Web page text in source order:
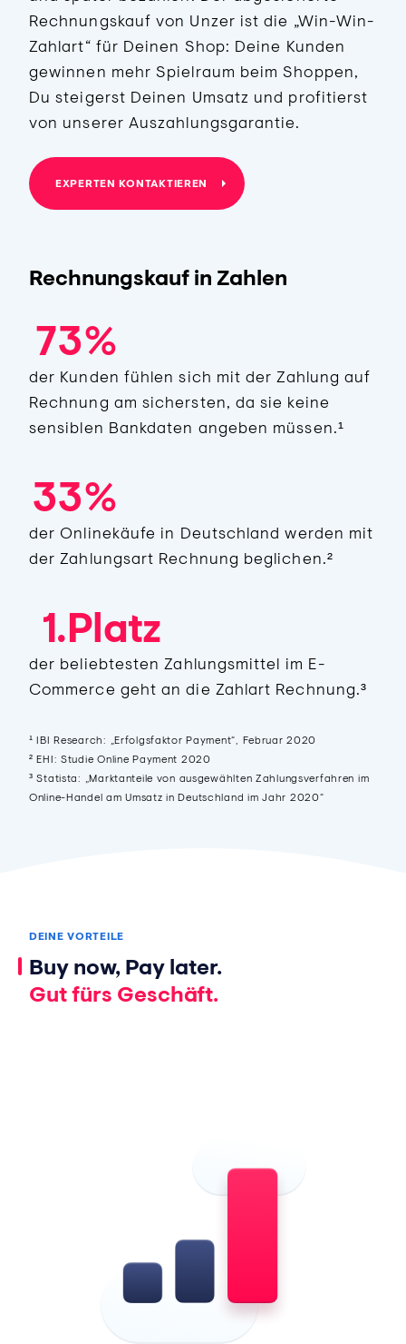
Rechnungskauf von Unzer ist die „Win-Win-
Zahlart“ für Deinen Shop: Deine Kunden
gewinnen mehr Spielraum beim Shoppen,
Du steigerst Deinen Umsatz und profitierst
von unserer Auszahlungsgarantie.
EXPERTEN KONTAKTIEREN
Rechnungskauf in Zahlen
0
1
2
3
4
5
6
7
0
1
2
3%
der Kunden fühlen sich mit der Zahlung auf
Rechnung am sichersten, da sie keine
sensiblen Bankdaten angeben müssen.¹
0
1
3
0
1
3%
der Onlinekäufe in Deutschland werden mit
der Zahlungsart Rechnung beglichen.²
1.Platz
der beliebtesten Zahlungsmittel im E-
Commerce geht an die Zahlart Rechnung.³
¹ IBI Research: „Erfolgsfaktor Payment“, Februar 2020
² EHI: Studie Online Payment 2020
³ Statista: „Marktanteile von ausgewählten Zahlungsverfahren im
Online-Handel am Umsatz in Deutschland im Jahr 2020“
DEINE VORTEILE
Buy now, Pay later.
Gut fürs Geschäft.